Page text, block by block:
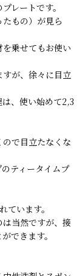
レートです。
もの）が見ら
乗せてもお使い
が、徐々に目立
、使い始めて2,3
で目立たなくな
ティータイムプ
ています。
当然ですが、接
できます。